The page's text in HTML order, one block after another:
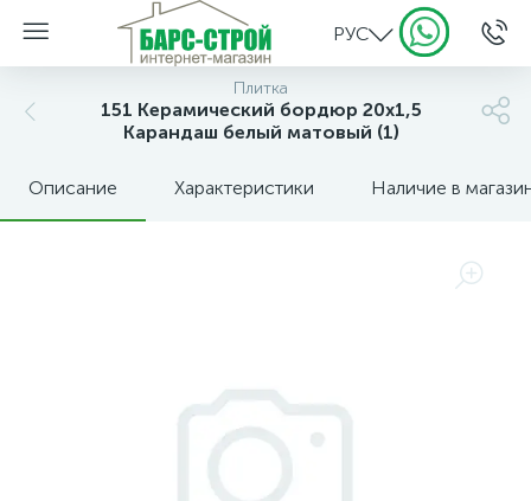
РУС
Плитка
151 Керамический бордюр 20х1,5
Карандаш белый матовый (1)
Описание Характеристики Наличие в